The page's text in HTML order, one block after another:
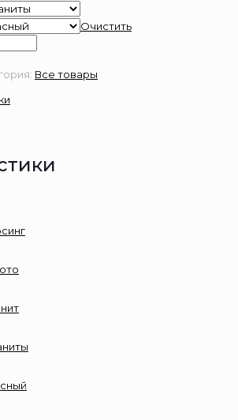
Очистить
Все товары